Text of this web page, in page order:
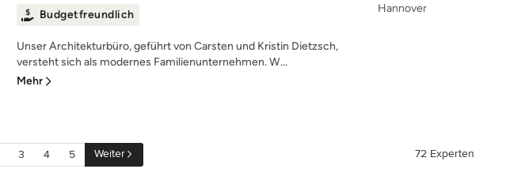
Budgetfreundlich
Unser Architekturbüro, geführt von Carsten und Kristin Dietzsch,
versteht sich als modernes Familienunternehmen. W...
Mehr
Hannover
3 4 5 Weiter 72 Experten